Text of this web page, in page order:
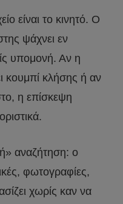
είναι το κινητό. Ο
ψάχνει εν
υπομονή. Αν η
κουμπί κλήσης ή αν
η επίσκεψη
αναζήτηση: ο
φωτογραφίες,
χωρίς καν να